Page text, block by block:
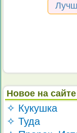
Новое на сайте
✧ Кукушка
✧ Туда